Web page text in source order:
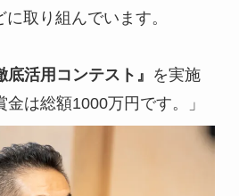
取り組んでいます。
底活用コンテスト』
を実施
金は総額1000万円です。」